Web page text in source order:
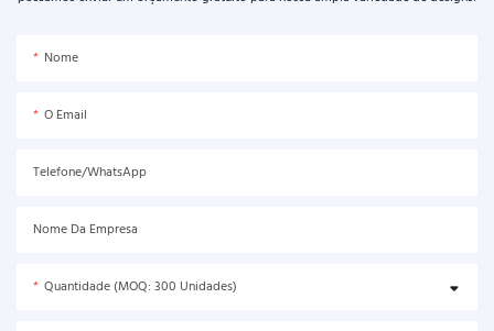
Nome
O Email
Telefone/WhatsApp
Nome Da Empresa
Quantidade (MOQ: 300 Unidades)